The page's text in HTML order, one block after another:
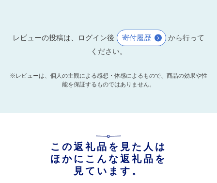
レビューの投稿は、ログイン後 寄付履歴
から行って
ください。
※レビューは、個人の主観による感想・体感によるもので、商品の効果や性
能を保証するものではありません。
この返礼品を見た人は
ほかにこんな返礼品を
見ています。